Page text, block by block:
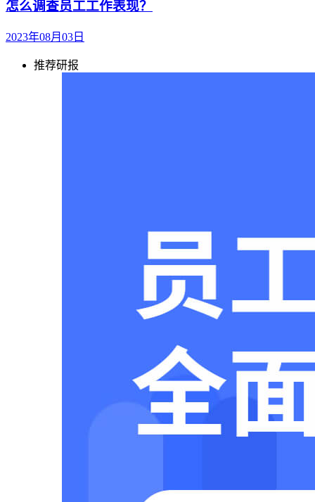
怎么调查员工工作表现？
2023年08月03日
推荐研报